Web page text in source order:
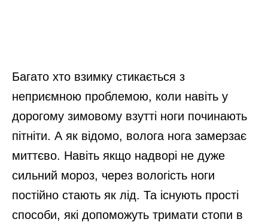
Багато хто взимку стикається з
неприємною проблемою, коли навіть у
дорогому зимовому взутті ноги починають
пітніти. А як відомо, волога нога замерзає
миттєво. Навіть якщо надворі не дуже
сильний мороз, через вологість ноги
постійно стають як лід. Та існують прості
способи, які допоможуть тримати стопи в